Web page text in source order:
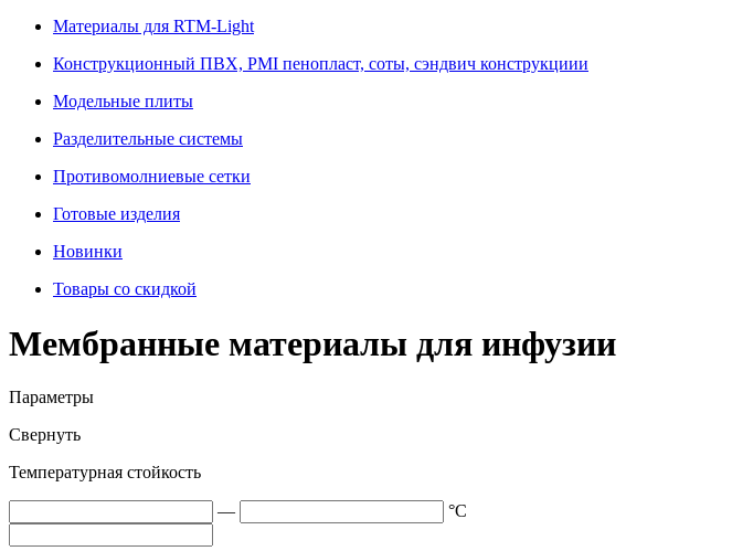
Материалы для RTM-Light
Конструкционный ПВХ, PMI пенопласт, соты, сэндвич конструкциии
Модельные плиты
Разделительные системы
Противомолниевые сетки
Готовые изделия
Новинки
Товары со скидкой
Мембранные материалы для инфузии
Параметры
Свернуть
Температурная стойкость
— °C